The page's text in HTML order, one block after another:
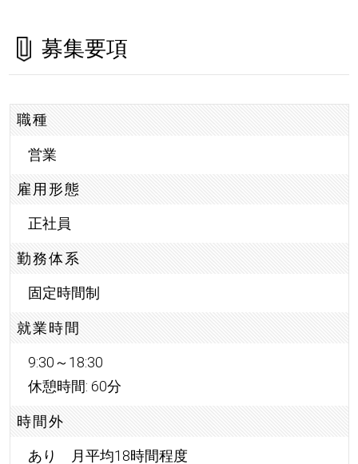
募集要項
職種
営業
雇用形態
正社員
勤務体系
固定時間制
就業時間
9:30～18:30
休憩時間: 60分
時間外
あり 月平均18時間程度